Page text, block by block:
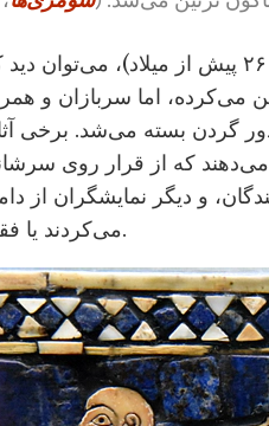
با نگاهی به برخی آثار هنری مثل استاندارد اور (حدود ۲۶۰۰ پیش
می‌کرده، اما سربازان و
گردن بسته می‌شد. برخی
که از قرار روی
و دیگر نمایشگران از
می‌کردند یا فقط لُنگ می‌بستند.